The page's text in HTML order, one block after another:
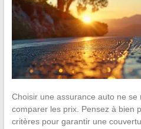
Choisir une assurance auto ne
comparer les prix. Pensez à bien
critères pour garantir une